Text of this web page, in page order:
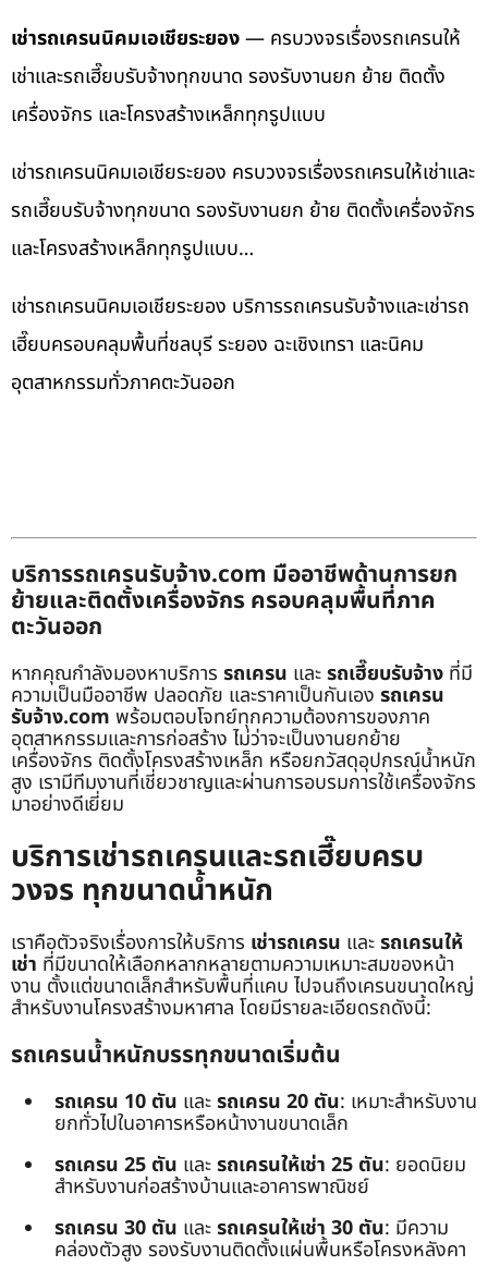
เช่ารถเครนนิคมเอเชียระยอง— ครบวงจรเรื่องรถเครนให้
เช่าและรถเฮี๊ยบรับจ้างทุกขนาด รองรับงานยก ย้าย ติดตั้ง
เครื่องจักร และโครงสร้างเหล็กทุกรูปแบบ
เช่ารถเครนนิคมเอเชียระยอง ครบวงจรเรื่องรถเครนให้เช่าและ
รถเฮี๊ยบรับจ้างทุกขนาด รองรับงานยก ย้าย ติดตั้งเครื่องจักร
และโครงสร้างเหล็กทุกรูปแบบ…
เช่ารถเครนนิคมเอเชียระยอง บริการรถเครนรับจ้างและเช่ารถ
เฮี๊ยบครอบคลุมพื้นที่ชลบุรี ระยอง ฉะเชิงเทรา และนิคม
อุตสาหกรรมทั่วภาคตะวันออก
บริการรถเครนรับจ้าง.com มืออาชีพด้านการยก
ย้ายและติดตั้งเครื่องจักร ครอบคลุมพื้นที่ภาค
ตะวันออก
หากคุณกำลังมองหาบริการ รถเครน และรถเฮี๊ยบรับจ้าง ที่มี
ความเป็นมืออาชีพ ปลอดภัย และราคาเป็นกันเอง รถเครน
รับจ้าง.com พร้อมตอบโจทย์ทุกความต้องการของภาค
อุตสาหกรรมและการก่อสร้าง ไม่ว่าจะเป็นงานยกย้าย
เครื่องจักร ติดตั้งโครงสร้างเหล็ก หรือยกวัสดุอุปกรณ์น้ำหนัก
สูง เรามีทีมงานที่เชี่ยวชาญและผ่านการอบรมการใช้เครื่องจักร
มาอย่างดีเยี่ยม
บริการเช่ารถเครนและรถเฮี๊ยบครบ
วงจร ทุกขนาดน้ำหนัก
เราคือตัวจริงเรื่องการให้บริการ เช่ารถเครน และรถเครนให้
เช่า ที่มีขนาดให้เลือกหลากหลายตามความเหมาะสมของหน้า
งาน ตั้งแต่ขนาดเล็กสำหรับพื้นที่แคบ ไปจนถึงเครนขนาดใหญ่
สำหรับงานโครงสร้างมหาศาล โดยมีรายละเอียดรถดังนี้:
รถเครนน้ำหนักบรรทุกขนาดเริ่มต้น
รถเครน 10 ตัน และรถเครน 20 ตัน: เหมาะสำหรับงาน
ยกทั่วไปในอาคารหรือหน้างานขนาดเล็ก
รถเครน 25 ตัน และรถเครนให้เช่า 25 ตัน: ยอดนิยม
สำหรับงานก่อสร้างบ้านและอาคารพาณิชย์
รถเครน 30 ตัน และรถเครนให้เช่า 30 ตัน: มีความ
คล่องตัวสูง รองรับงานติดตั้งแผ่นพื้นหรือโครงหลังคา